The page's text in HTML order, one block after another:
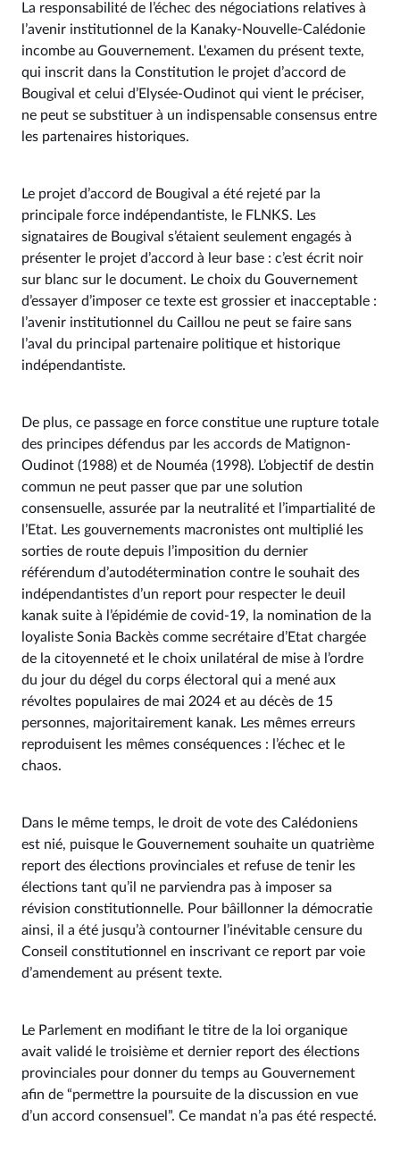
La responsabilité de l’échec des négociations relatives à
l’avenir institutionnel de la Kanaky-Nouvelle-Calédonie
incombe au Gouvernement. L'examen du présent texte,
qui inscrit dans la Constitution le projet d’accord de
Bougival et celui d’Elysée-Oudinot qui vient le préciser,
ne peut se substituer à un indispensable consensus entre
les partenaires historiques.
Le projet d’accord de Bougival a été rejeté par la
principale force indépendantiste, le FLNKS. Les
signataires de Bougival s’étaient seulement engagés à
présenter le projet d’accord à leur base : c’est écrit noir
sur blanc sur le document. Le choix du Gouvernement
d’essayer d’imposer ce texte est grossier et inacceptable :
l’avenir institutionnel du Caillou ne peut se faire sans
l’aval du principal partenaire politique et historique
indépendantiste.
De plus, ce passage en force constitue une rupture totale
des principes défendus par les accords de Matignon-
Oudinot (1988) et de Nouméa (1998). L’objectif de destin
commun ne peut passer que par une solution
consensuelle, assurée par la neutralité et l’impartialité de
l’Etat. Les gouvernements macronistes ont multiplié les
sorties de route depuis l’imposition du dernier
référendum d’autodétermination contre le souhait des
indépendantistes d’un report pour respecter le deuil
kanak suite à l’épidémie de covid-19, la nomination de la
loyaliste Sonia Backès comme secrétaire d’Etat chargée
de la citoyenneté et le choix unilatéral de mise à l’ordre
du jour du dégel du corps électoral qui a mené aux
révoltes populaires de mai 2024 et au décès de 15
personnes, majoritairement kanak. Les mêmes erreurs
reproduisent les mêmes conséquences : l’échec et le
chaos.
Dans le même temps, le droit de vote des Calédoniens
est nié, puisque le Gouvernement souhaite un quatrième
report des élections provinciales et refuse de tenir les
élections tant qu’il ne parviendra pas à imposer sa
révision constitutionnelle. Pour bâillonner la démocratie
ainsi, il a été jusqu’à contourner l’inévitable censure du
Conseil constitutionnel en inscrivant ce report par voie
d’amendement au présent texte.
Le Parlement en modifiant le titre de la loi organique
avait validé le troisième et dernier report des élections
provinciales pour donner du temps au Gouvernement
afin de “permettre la poursuite de la discussion en vue
d’un accord consensuel”. Ce mandat n’a pas été respecté.